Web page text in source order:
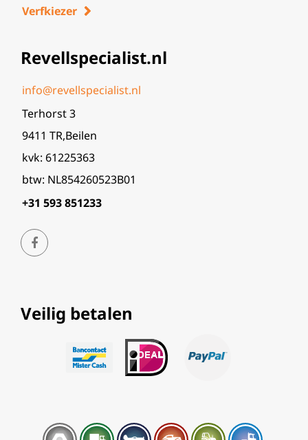
Verfkiezer
Revellspecialist.nl
info@revellspecialist.nl
Terhorst 3
9411 TR,Beilen
kvk: 61225363
btw: NL854260523B01
+31 593 851233
Veilig betalen